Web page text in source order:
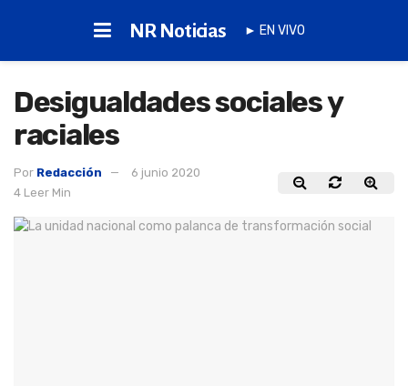
NR Noticias ► EN VIVO
Desigualdades sociales y
raciales
Por Redacción
6 junio 2020
4 Leer Min